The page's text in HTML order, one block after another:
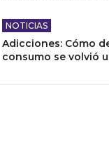
NOTICIAS
Adicciones: Cómo
consumo se volvió